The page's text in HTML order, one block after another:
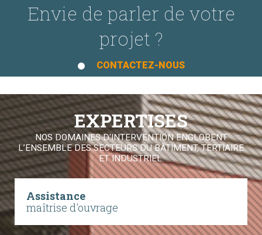
Envie de parler de votre
projet ?
CONTACTEZ-NOUS
EXPERTISES
NOS DOMAINES D'INTERVENTION ENGLOBENT
L’ENSEMBLE DES SECTEURS DU BÂTIMENT, TERTIAIRE
ET INDUSTRIEL.
Assistance
maîtrise d'ouvrage